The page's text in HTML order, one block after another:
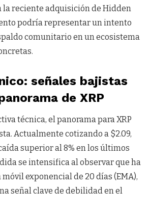
la reciente adquisición de Hidden
podría representar un intento
comunitario en un ecosistema
señales bajistas
de XRP
técnica, el panorama para XRP
Actualmente cotizando a $2.09,
superior al 8% en los últimos
se intensifica al observar que ha
exponencial de 20 días (EMA),
señal clave de debilidad en el